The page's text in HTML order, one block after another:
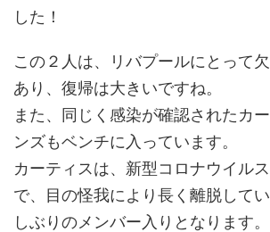
した！
この２人は、リバプールにとって
あり、復帰は大きいですね。
また、同じく感染が確認されたカ
ンズもベンチに入っています。
カーティスは、新型コロナウイル
で、目の怪我により長く離脱して
しぶりのメンバー入りとなります。